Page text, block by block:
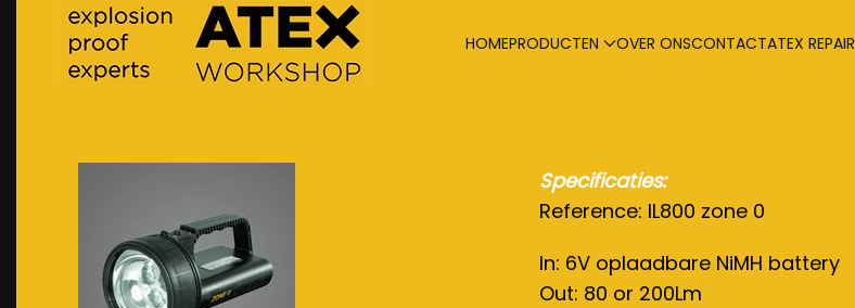
Terug naar hoofdinhoud
HOMEPRODUCTEN OVER ONSCONTACTATEX REPAIR
Specificaties:
Reference: IL800 zone 0
In: 6V oplaadbare NiMH battery
Out: 80 or 200Lm